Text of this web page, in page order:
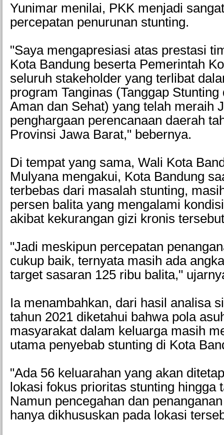
Yunimar menilai, PKK menjadi
percepatan penurunan stunting.
"Saya mengapresiasi atas prestasi
Kota Bandung beserta Pemerintah
seluruh stakeholder yang terlibat
program Tanginas (Tanggap Stunting
Aman dan Sehat) yang telah meraih
penghargaan perencanaan daerah
Provinsi Jawa Barat," bebernya.
Di tempat yang sama, Wali Kota
Mulyana mengakui, Kota Bandung
terbebas dari masalah stunting,
persen balita yang mengalami
akibat kekurangan gizi kronis
"Jadi meskipun percepatan
cukup baik, ternyata masih ada
target sasaran 125 ribu balita,"
Ia menambahkan, dari hasil analisa
tahun 2021 diketahui bahwa pola
masyarakat dalam keluarga masih
utama penyebab stunting di Kota
"Ada 56 keluarahan yang akan
lokasi fokus prioritas stunting hingga
Namun pencegahan dan
hanya dikhususkan pada lokasi